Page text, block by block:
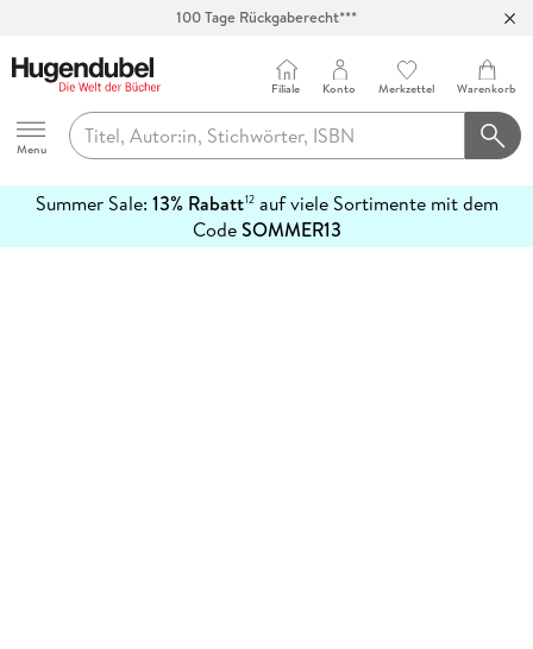
100 Tage Rückgaberecht***
Hugendubel
Menu
Filiale Konto Merkzettel Warenkorb
Summer Sale: 13% Rabatt12auf viele Sortimente mit dem
CodeSOMMER13
erfahren